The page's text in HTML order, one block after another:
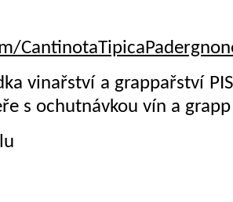
vinařství a grappařství
s ochutnávkou vín a